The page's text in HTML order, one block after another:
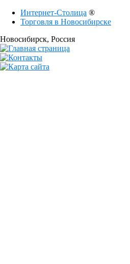
Интернет-Столица ®
Торговля в Новосибирске
Новосибирск, Россия